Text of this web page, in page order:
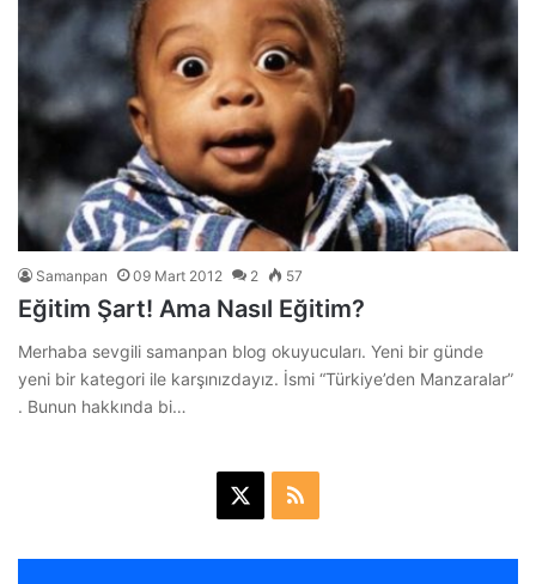
Samanpan 09 Mart 2012 2 57
Eğitim Şart! Ama Nasıl Eğitim?
Merhaba sevgili samanpan blog okuyucuları. Yeni bir günde
yeni bir kategori ile karşınızdayız. İsmi “Türkiye’den Manzaralar”
. Bunun hakkında bi…